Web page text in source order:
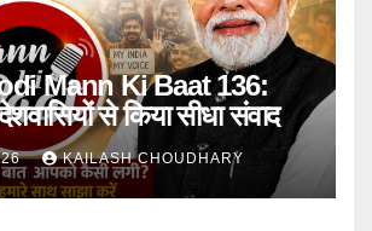
Mann Ki Baat 136:
से किया सीधा संवाद
KAILASH CHOUDHARY